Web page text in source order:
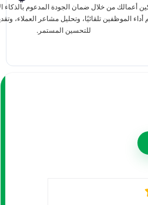
أعمالك من خلال ضمان الجودة المدعوم بالذكاء
أداء الموظفين تلقائيًا، وتحليل مشاعر العملاء،
للتحسين المستمر.